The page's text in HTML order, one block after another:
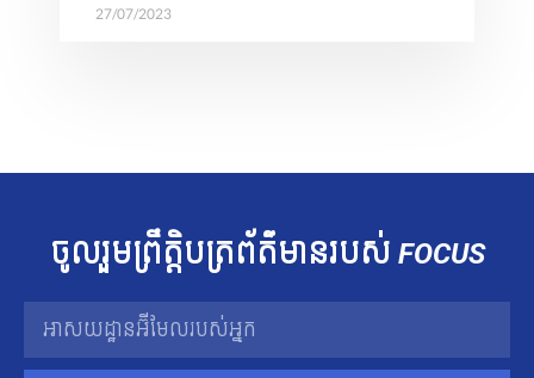
27/07/2023
ចូលរួម​ព្រឹត្តិបត្រ​ព័ត៌មាន​របស់​FOCUS